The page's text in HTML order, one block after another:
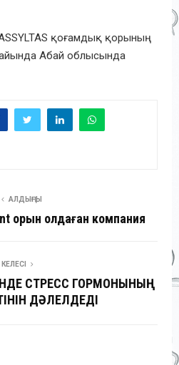
қоғамдық қорының
айында Абай облысында
АЛДЫҢҒЫ
қорын қолдаған компания
КЕЛЕСІ
СТРЕСС ГОРМОНЫНЫҢ
ДӘЛЕЛДЕДІ